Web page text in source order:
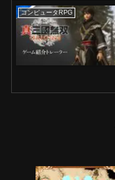
コンピュータRPG